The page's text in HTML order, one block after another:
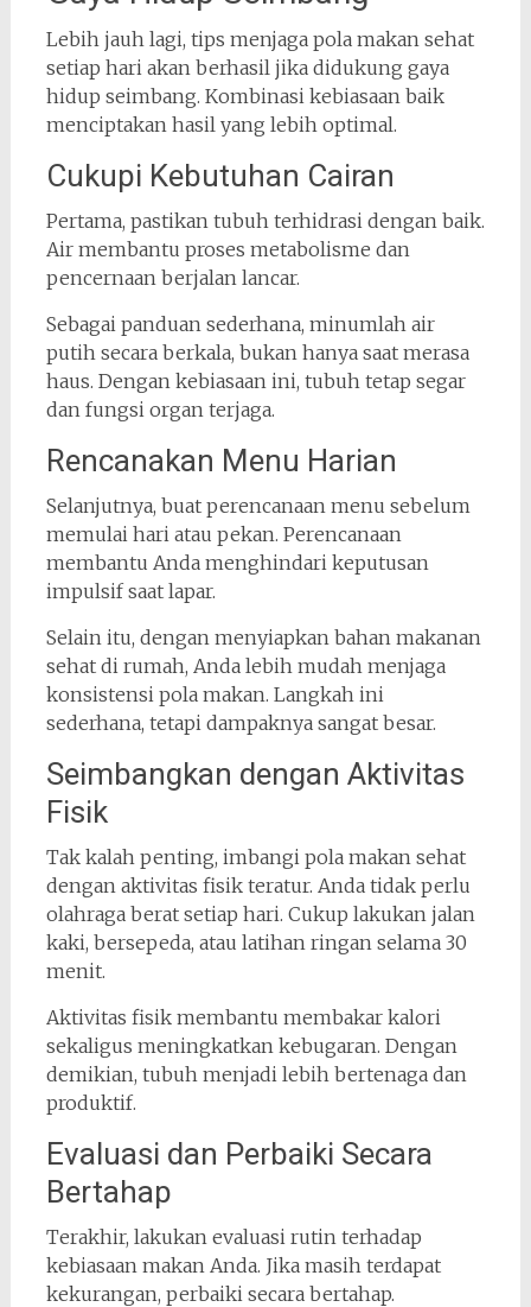
Lebih jauh lagi, tips menjaga pola makan sehat
setiap hari akan berhasil jika didukung gaya
hidup seimbang. Kombinasi kebiasaan baik
menciptakan hasil yang lebih optimal.
Cukupi Kebutuhan Cairan
Pertama, pastikan tubuh terhidrasi dengan baik.
Air membantu proses metabolisme dan
pencernaan berjalan lancar.
Sebagai panduan sederhana, minumlah air
putih secara berkala, bukan hanya saat merasa
haus. Dengan kebiasaan ini, tubuh tetap segar
dan fungsi organ terjaga.
Rencanakan Menu Harian
Selanjutnya, buat perencanaan menu sebelum
memulai hari atau pekan. Perencanaan
membantu Anda menghindari keputusan
impulsif saat lapar.
Selain itu, dengan menyiapkan bahan makanan
sehat di rumah, Anda lebih mudah menjaga
konsistensi pola makan. Langkah ini
sederhana, tetapi dampaknya sangat besar.
Seimbangkan dengan Aktivitas
Fisik
Tak kalah penting, imbangi pola makan sehat
dengan aktivitas fisik teratur. Anda tidak perlu
olahraga berat setiap hari. Cukup lakukan jalan
kaki, bersepeda, atau latihan ringan selama 30
menit.
Aktivitas fisik membantu membakar kalori
sekaligus meningkatkan kebugaran. Dengan
demikian, tubuh menjadi lebih bertenaga dan
produktif.
Evaluasi dan Perbaiki Secara
Bertahap
Terakhir, lakukan evaluasi rutin terhadap
kebiasaan makan Anda. Jika masih terdapat
kekurangan, perbaiki secara bertahap.